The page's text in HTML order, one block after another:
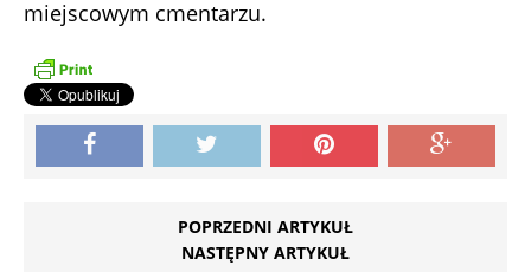
miejscowym cmentarzu.
POPRZEDNI ARTYKUŁ
NASTĘPNY ARTYKUŁ